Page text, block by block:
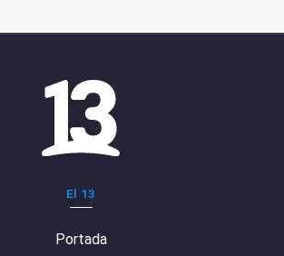
El 13
Portada